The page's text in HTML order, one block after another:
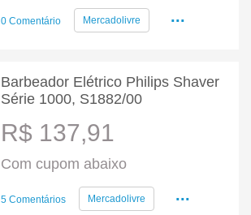
0 Comentário Mercadolivre ...
Barbeador Elétrico Philips Shaver
Série 1000, S1882/00
R$ 137,91
Com cupom abaixo
5 Comentários Mercadolivre ...